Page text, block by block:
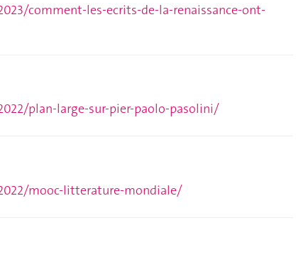
comment-les-ecrits-de-la-renaissance-ont-
plan-large-sur-pier-paolo-pasolini/
mooc-litterature-mondiale/